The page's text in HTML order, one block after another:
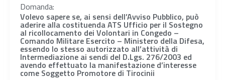
Domanda:
Volevo sapere se, ai sensi dell’Avviso Pubblico, può
aderire alla costituenda ATS Ufficio per il Sostegno
al ricollocamento dei Volontari in Congedo –
Comando Militare Esercito – Ministero della Difesa,
essendo lo stesso autorizzato all’attività di
Intermediazione ai sendi del D.Lgs. 276/2003 ed
avendo effettuato la manifestazione d’interesse
come Soggetto Promotore di Tirocinii